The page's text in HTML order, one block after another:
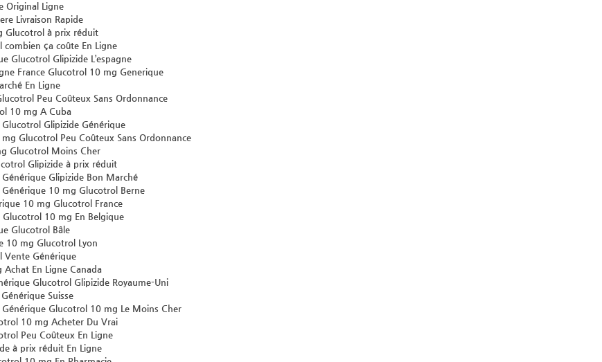
Original Ligne
Livraison Rapide
Glucotrol à prix réduit
combien ça coûte En Ligne
Glucotrol Glipizide L’espagne
France Glucotrol 10 mg Generique
En Ligne
Peu Coûteux Sans Ordonnance
10 mg A Cuba
Glipizide Générique
Glucotrol Peu Coûteux Sans Ordonnance
Glucotrol Moins Cher
Glipizide à prix réduit
Glipizide Bon Marché
10 mg Glucotrol Berne
10 mg Glucotrol France
10 mg En Belgique
Glucotrol Bâle
10 mg Glucotrol Lyon
Vente Générique
En Ligne Canada
Glucotrol Glipizide Royaume-Uni
Suisse
Glucotrol 10 mg Le Moins Cher
10 mg Acheter Du Vrai
Peu Coûteux En Ligne
à prix réduit En Ligne